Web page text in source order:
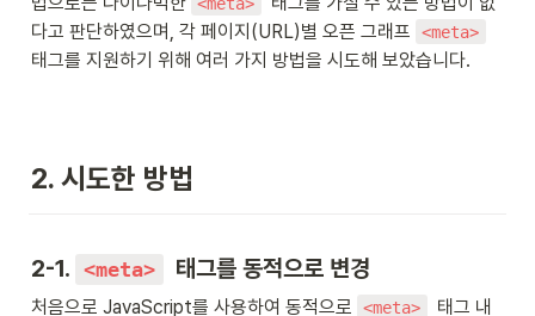
다고 판단하였으며, 각 페이지(URL)별 오픈 그래프
<meta>
태그를 지원하기 위해 여러 가지 방법을 시도해 보았습니다.
2. 시도한 방법
2-1. <meta>
  태그를 동적으로 변경
처음으로 JavaScript를 사용하여 동적으로 <meta>
  태그 내